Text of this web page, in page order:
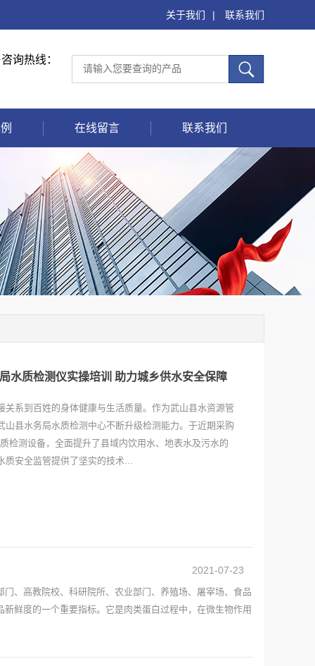
关于我们 | 联系我们
询热线：
在线留言 联系我们
水质检测仪实操培训 助力城乡供水安全保障
关系到百姓的身体健康与生活质量。作为武山县水资源管
山县水务局水质检测中心不断升级检测能力。于近期采购
检测设备，全面提升了县域内饮用水、地表水及污水的
质安全监管提供了坚实的技术...
2021-07-23
、高教院校、科研院所、农业部门、养殖场、屠宰场、食品
鲜度的一个重要指标。它是肉类蛋白过程中，在微生物作用